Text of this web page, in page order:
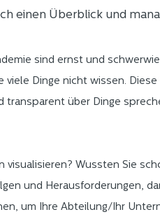
einen Überblick und
sind ernst und
Dinge nicht wissen.
transparent über Dinge
visualisieren? Wussten Sie
und Herausforderungen,
um Ihre Abteilung/Ihr